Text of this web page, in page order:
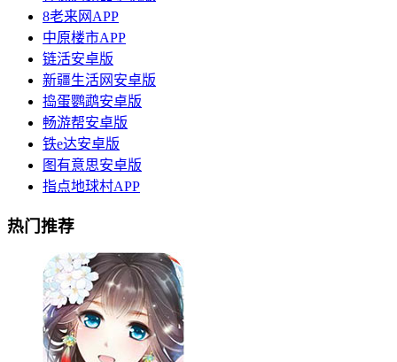
8老来网APP
中原楼市APP
链活安卓版
新疆生活网安卓版
捣蛋鹦鹉安卓版
畅游帮安卓版
铁e达安卓版
图有意思安卓版
指点地球村APP
热门推荐